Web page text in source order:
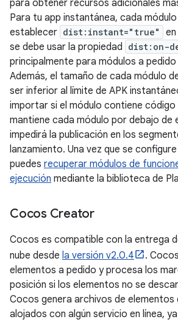
para obtener recursos adicionales
Para tu app instantánea, cada
establecer dist:instant="true"
se debe usar la propiedad dist:on-
principalmente para módulos a
Además, el tamaño de cada módulo
ser inferior al límite de APK
importar si el módulo contiene código
mantiene cada módulo por debajo de
impedirá la publicación en los
lanzamiento. Una vez que se
puedes recuperar módulos de
ejecución mediante la biblioteca de
Cocos Creator
Cocos es compatible con la entrega
nube desde la versión v2.0.4
.
elementos a pedido y procesa los
posición si los elementos no se
Cocos genera archivos de elementos
alojados con algún servicio en línea,